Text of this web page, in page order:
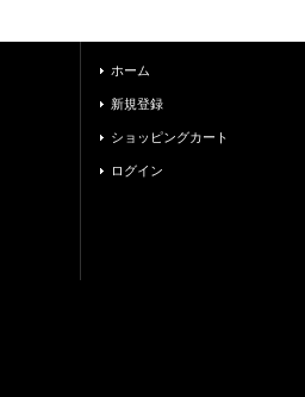
ホーム
新規登録
ショッピングカート
ログイン